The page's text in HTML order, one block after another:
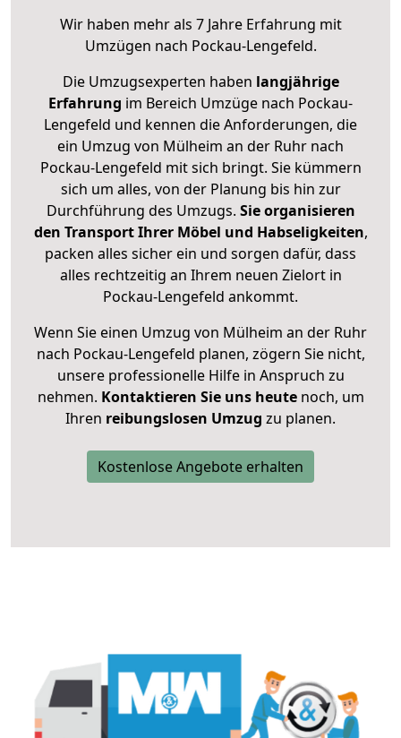
Wir haben mehr als 7 Jahre Erfahrung mit
Umzügen nach Pockau-Lengefeld.
Die Umzugsexperten haben langjährige
Erfahrung im Bereich Umzüge nach Pockau-
Lengefeld und kennen die Anforderungen, die
ein Umzug von Mülheim an der Ruhr nach
Pockau-Lengefeld mit sich bringt. Sie kümmern
sich um alles, von der Planung bis hin zur
Durchführung des Umzugs. Sie organisieren
den Transport Ihrer Möbel und Habseligkeiten,
packen alles sicher ein und sorgen dafür, dass
alles rechtzeitig an Ihrem neuen Zielort in
Pockau-Lengefeld ankommt.
Wenn Sie einen Umzug von Mülheim an der Ruhr
nach Pockau-Lengefeld planen, zögern Sie nicht,
unsere professionelle Hilfe in Anspruch zu
nehmen. Kontaktieren Sie uns heutenoch, um
Ihren reibungslosen Umzug zu planen.
Kostenlose Angebote erhalten